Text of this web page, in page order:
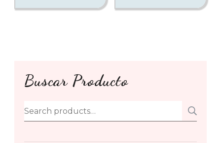
Buscar Producto
Search
for: